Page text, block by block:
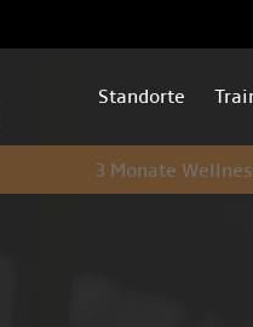
Standorte
3 Monate